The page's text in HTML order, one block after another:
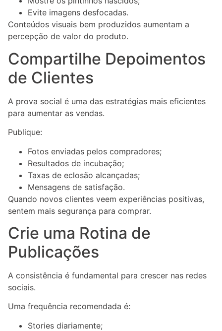
Evite imagens desfocadas.
Conteúdos visuais bem produzidos aumentam a
percepção de valor do produto.
Compartilhe Depoimentos
de Clientes
A prova social é uma das estratégias mais eficientes
para aumentar as vendas.
Publique:
Fotos enviadas pelos compradores;
Resultados de incubação;
Taxas de eclosão alcançadas;
Mensagens de satisfação.
Quando novos clientes veem experiências positivas,
sentem mais segurança para comprar.
Crie uma Rotina de
Publicações
A consistência é fundamental para crescer nas redes
sociais.
Uma frequência recomendada é:
Stories diariamente;